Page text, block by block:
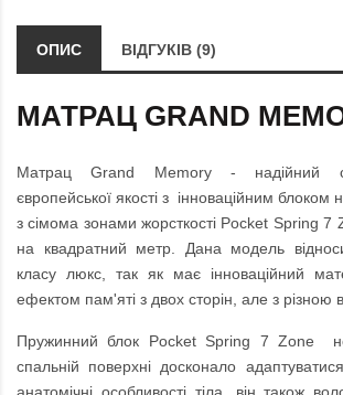
ОПИС ВІДГУКІВ (9)
МАТРАЦ GRAND
Матрац Grand Memory - надійний
європейської якості з інноваційним блоком
з сімома зонами жорсткості Pocket Spring
на квадратний метр. Дана модель
класу люкс, так як має інноваційний
ефектом пам'яті з двох сторін, але з різною
Пружинний блок Pocket Spring 7 Zone не
спальній поверхні досконало адаптуватися